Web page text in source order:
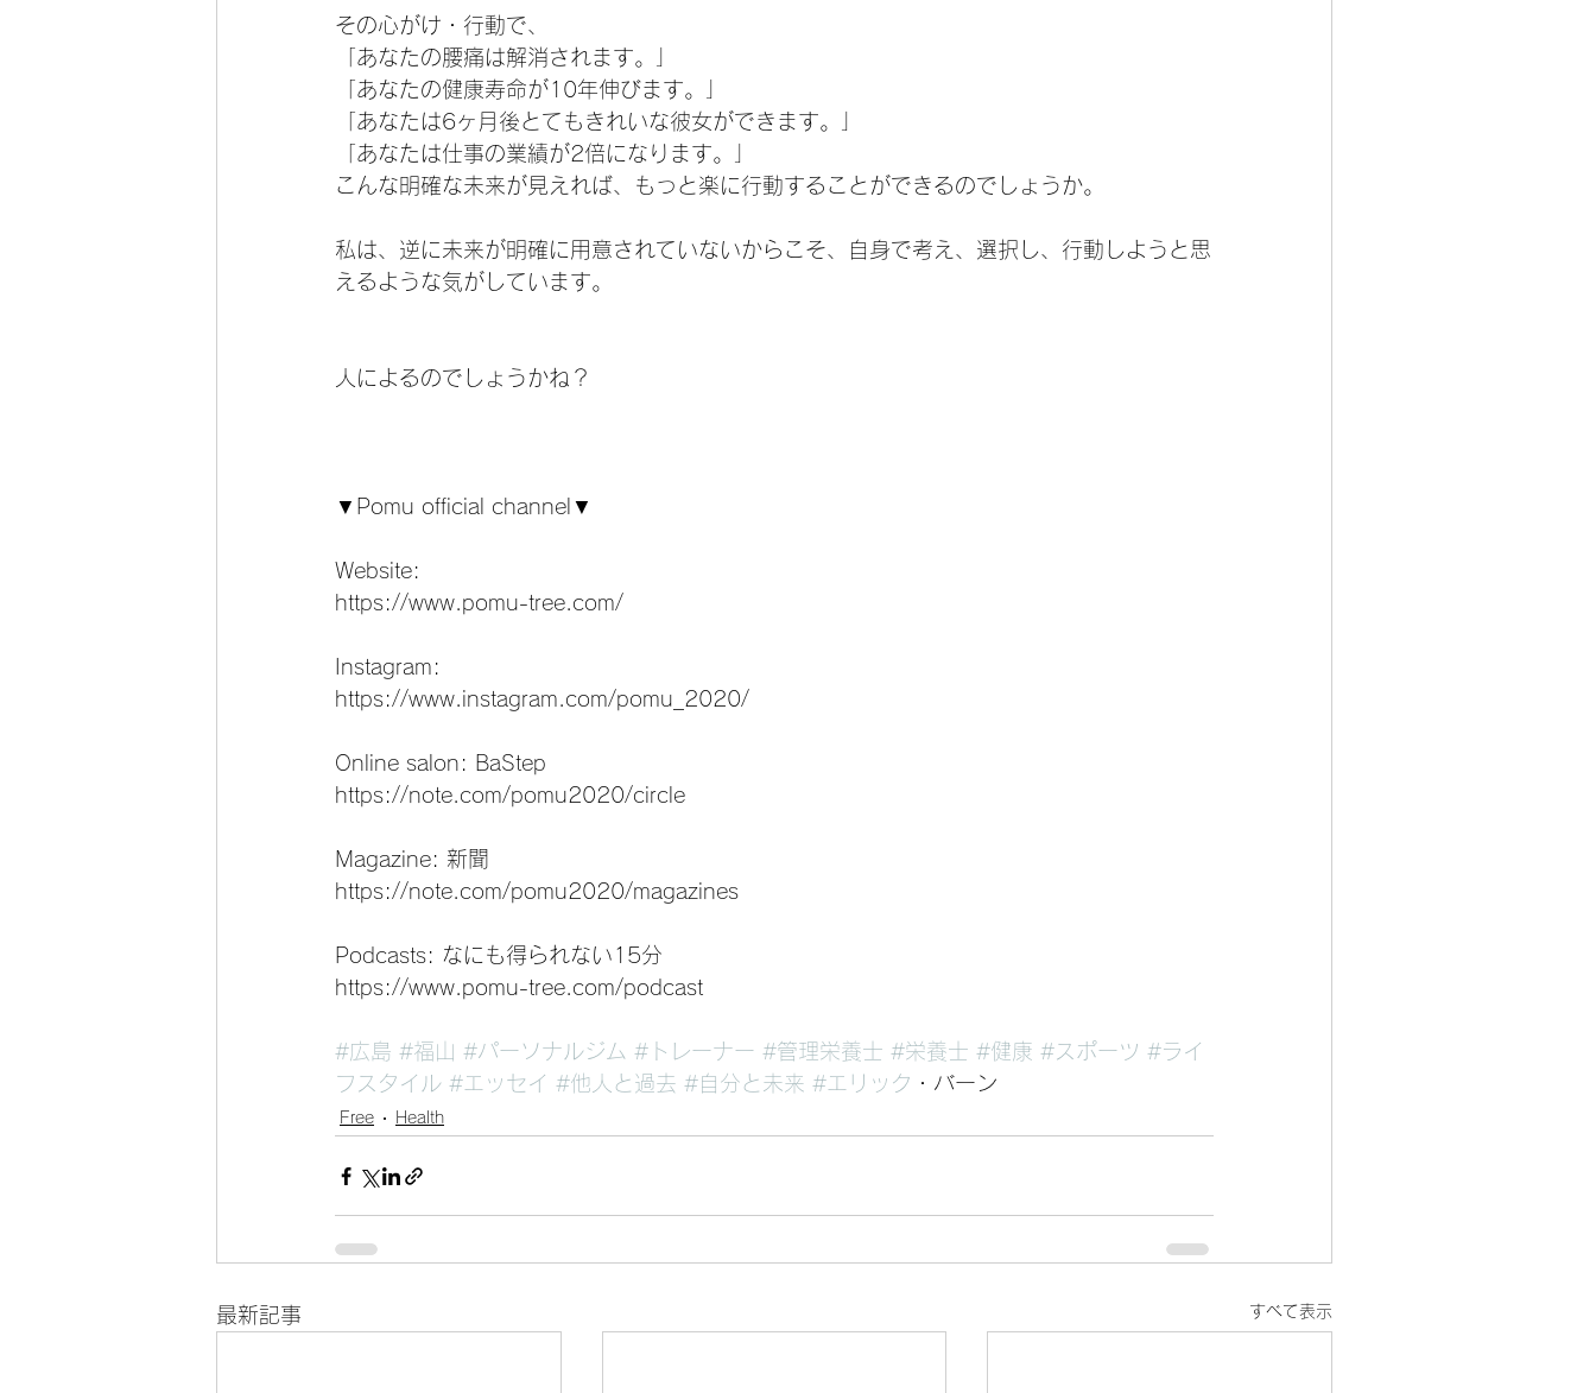
その心がけ・行動で、
「あなたの腰痛は解消されます。」
「あなたの健康寿命が10年伸びます。」
「あなたは6ヶ月後とてもきれいな彼女ができます。」
「あなたは仕事の業績が2倍になります。」
こんな明確な未来が見えれば、もっと楽に行動することができるのでしょうか。
私は、逆に未来が明確に用意されていないからこそ、自身で考え、選択し、行動しようと思
えるような気がしています。
人によるのでしょうかね？
▼Pomu official channel▼
Website:
https://www.pomu-tree.com/
Instagram:
https://www.instagram.com/pomu_2020/
Online salon: BaStep
https://note.com/pomu2020/circle
Magazine: 新聞
https://note.com/pomu2020/magazines
Podcasts: なにも得られない15分
https://www.pomu-tree.com/podcast
#広島 #福山 #パーソナルジム #トレーナー #管理栄養士 #栄養士 #健康 #スポーツ #ライ
フスタイル #エッセイ #他人と過去 #自分と未来 #エリック ・バーン
Free Health
最新記事 すべて表示